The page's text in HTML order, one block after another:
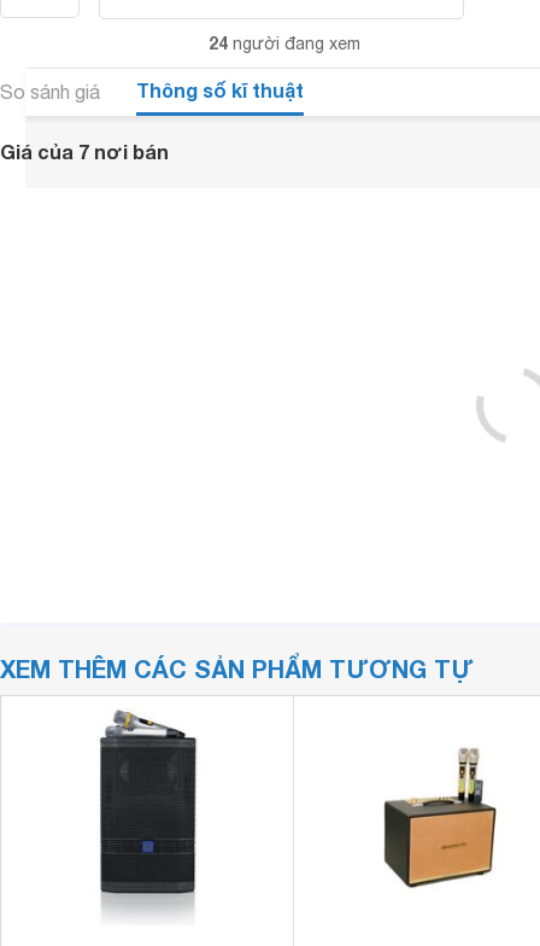
24 người đang xem
So sánh giá Thông số kĩ thuật
Giá của 7 nơi bán
XEM THÊM CÁC SẢN PHẨM TƯƠNG TỰ